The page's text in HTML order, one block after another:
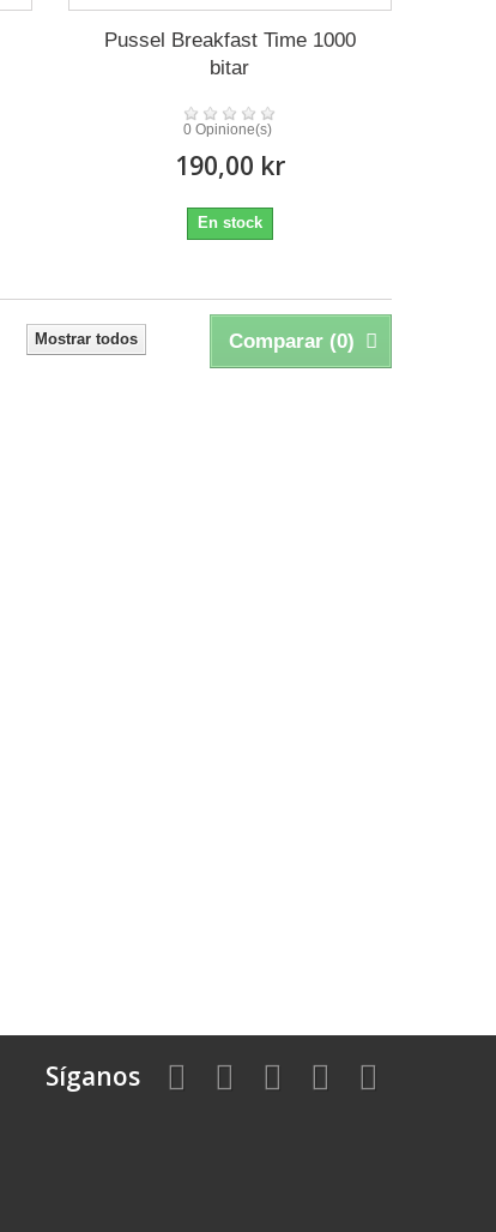
Pussel Breakfast Time 1000
bitar
0 Opinione(s)
190,00 kr
En stock
Comparar (0)
Mostrar todos
Síganos